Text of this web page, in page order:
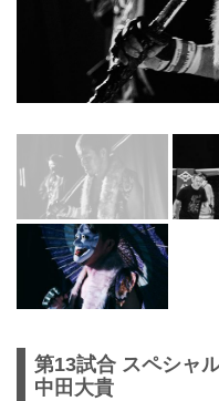
第13試合 スペシャ
中田大貴